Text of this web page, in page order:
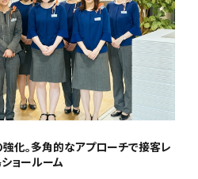
化。多角的なアプローチで接客レ
ョールーム